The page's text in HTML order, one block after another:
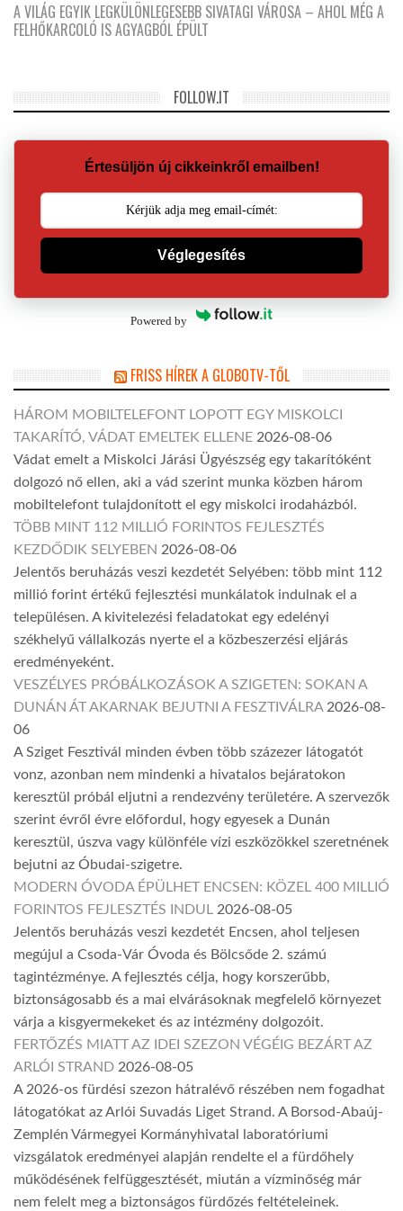
A VILÁG EGYIK LEGKÜLÖNLEGESEBB SIVATAGI VÁROSA – AHOL MÉG A
FELHŐKARCOLÓ IS AGYAGBÓL ÉPÜLT
FOLLOW.IT
Értesüljön új cikkeinkről emailben!
Véglegesítés
Powered by
FRISS HÍREK A GLOBOTV-TŐL
HÁROM MOBILTELEFONT LOPOTT EGY MISKOLCI
TAKARÍTÓ, VÁDAT EMELTEK ELLENE 2026-08-06
Vádat emelt a Miskolci Járási Ügyészség egy takarítóként
dolgozó nő ellen, aki a vád szerint munka közben három
mobiltelefont tulajdonított el egy miskolci irodaházból.
TÖBB MINT 112 MILLIÓ FORINTOS FEJLESZTÉS
KEZDŐDIK SELYEBEN 2026-08-06
Jelentős beruházás veszi kezdetét Selyében: több mint 112
millió forint értékű fejlesztési munkálatok indulnak el a
településen. A kivitelezési feladatokat egy edelényi
székhelyű vállalkozás nyerte el a közbeszerzési eljárás
eredményeként.
VESZÉLYES PRÓBÁLKOZÁSOK A SZIGETEN: SOKAN A
DUNÁN ÁT AKARNAK BEJUTNI A FESZTIVÁLRA 2026-08-
06
A Sziget Fesztivál minden évben több százezer látogatót
vonz, azonban nem mindenki a hivatalos bejáratokon
keresztül próbál eljutni a rendezvény területére. A szervezők
szerint évről évre előfordul, hogy egyesek a Dunán
keresztül, úszva vagy különféle vízi eszközökkel szeretnének
bejutni az Óbudai-szigetre.
MODERN ÓVODA ÉPÜLHET ENCSEN: KÖZEL 400 MILLIÓ
FORINTOS FEJLESZTÉS INDUL 2026-08-05
Jelentős beruházás veszi kezdetét Encsen, ahol teljesen
megújul a Csoda-Vár Óvoda és Bölcsőde 2. számú
tagintézménye. A fejlesztés célja, hogy korszerűbb,
biztonságosabb és a mai elvárásoknak megfelelő környezet
várja a kisgyermekeket és az intézmény dolgozóit.
FERTŐZÉS MIATT AZ IDEI SZEZON VÉGÉIG BEZÁRT AZ
ARLÓI STRAND 2026-08-05
A 2026-os fürdési szezon hátralévő részében nem fogadhat
látogatókat az Arlói Suvadás Liget Strand. A Borsod-Abaúj-
Zemplén Vármegyei Kormányhivatal laboratóriumi
vizsgálatok eredményei alapján rendelte el a fürdőhely
működésének felfüggesztését, miután a vízminőség már
nem felelt meg a biztonságos fürdőzés feltételeinek.